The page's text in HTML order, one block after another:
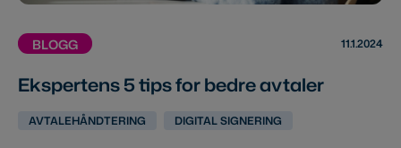
BLOGG 11.1.2024
Ekspertens 5 tips for bedre avtaler
AVTALEHÅNDTERING DIGITAL SIGNERING